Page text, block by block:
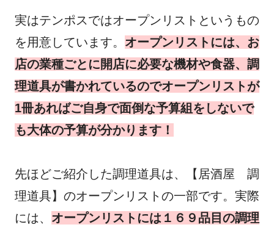
実はテンポスではオープンリストというもの
を用意しています。 オープンリストには、お
店の業種ごとに開店に必要な機材や食器、調
理道具が書かれているのでオープンリストが
1冊あればご自身で面倒な予算組をしないで
も大体の予算が分かります！
先ほどご紹介した調理道具は、【居酒屋 調
理道具】のオープンリストの一部です。実際
には、 オープンリストには１６９品目の調理